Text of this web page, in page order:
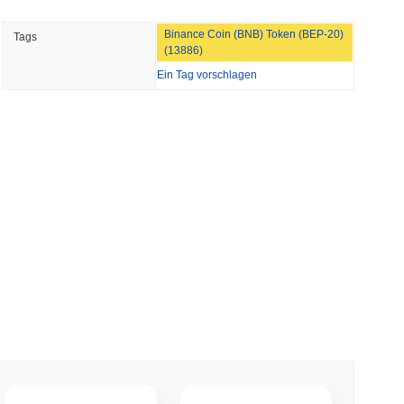
während die Augustpause naht
zur Tokenisierung von Einlagen
Tags
Binance Coin (BNB) Token (BEP-20)
(13886)
Ein Tag vorschlagen